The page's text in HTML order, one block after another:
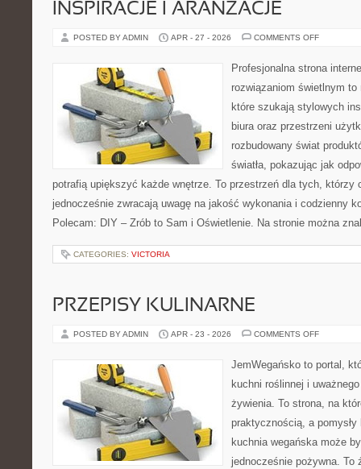
INSPIRACJE I ARANŻACJE
POSTED BY ADMIN APR - 27 - 2026 COMMENTS OFFON
Profesjonalna strona
rozwiązaniom świetlnym
które szukają stylowych
biura oraz przestrzeni
rozbudowany świat
światła, pokazując jak
potrafią upiększyć każde wnętrze. To przestrzeń dla tych, którzy
jednocześnie zwracają uwagę na jakość wykonania i codzienny
Polecam: DIY – Zrób to Sam i Oświetlenie. Na stronie można
CATEGORIES: VICTORIA
PRZEPISY KULINARNE
POSTED BY ADMIN APR - 23 - 2026 COMMENTS OFFON
JemWegańsko to portal,
kuchni roślinnej i
żywienia. To strona, na
praktycznością, a
kuchnia wegańska może
jednocześnie pożywna. To